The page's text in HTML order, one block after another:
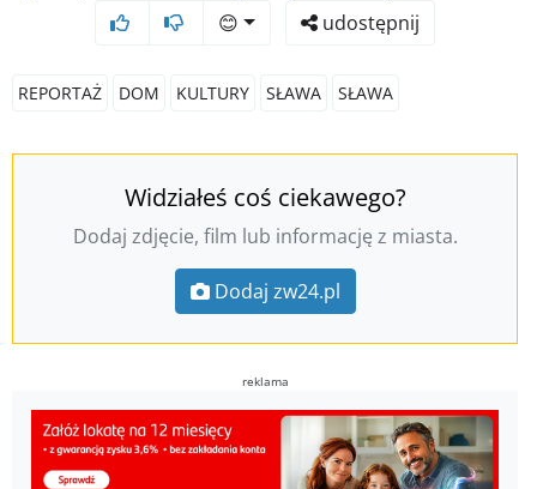
😊
udostępnij
REPORTAŻ DOM KULTURY SŁAWA SŁAWA
Widziałeś coś ciekawego?
Dodaj zdjęcie, film lub informację z miasta.
Dodaj zw24.pl
reklama